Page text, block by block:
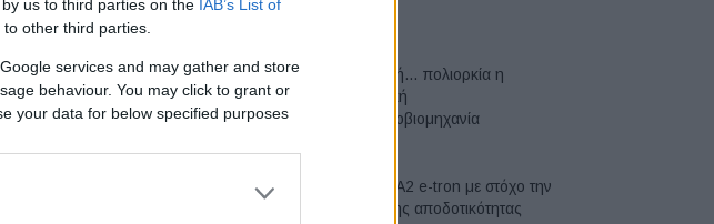
us to third parties on the IAB’s List of
other third parties.
services and may gather and store
behaviour. You may click to grant or
your data for below specified purposes
τη θετική
Detlef
που οι
Αυτά τα
εκ τούτου,
εξάμηνο του
Σε κινεζική… πολιορκία η
ευρωπαϊκή
αυτοκινητοβιομηχανία
Νέο Audi A2 e-tron με στόχο την
κορυφή της αποδοτικότητας